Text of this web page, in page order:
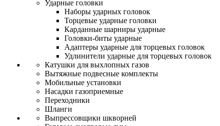
Ударные головки
Наборы ударных головок
Торцевые ударные головки
Карданные шарниры ударные
Головки-биты ударные
Адаптеры ударные для торцевых головок
Удлинители ударные для торцевых головок
Катушки для выхлопных газов
Вытяжные подвесные комплекты
Мобильные установки
Насадки газоприемные
Переходники
Шланги
Выпрессовщики шкворней